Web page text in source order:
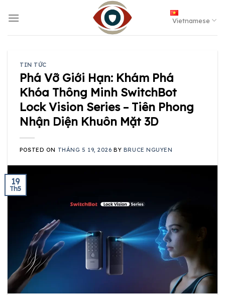
Vietnamese
TIN TỨC
Phá Vỡ Giới Hạn: Khám Phá
Khóa Thông Minh SwitchBot
Lock Vision Series – Tiên Phong
Nhận Diện Khuôn Mặt 3D
POSTED ON THÁNG 5 19, 2026 BY BRUCE NGUYEN
19
Th5